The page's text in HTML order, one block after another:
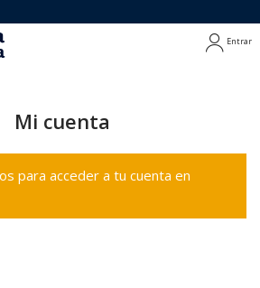
Entrar
Mi cuenta
para acceder a tu cuenta en